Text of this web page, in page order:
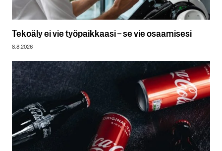
Tekoäly ei vie työpaikkaasi – se vie osaamisesi
8.8.2026